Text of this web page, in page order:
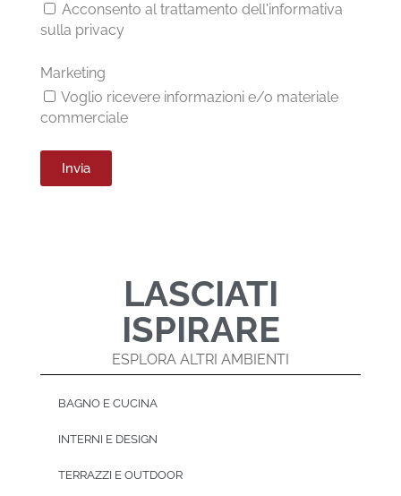
Acconsento al trattamento dell'informativa
sulla privacy
Marketing
Voglio ricevere informazioni e/o materiale
commerciale
Invia
LASCIATI
ISPIRARE
ESPLORA ALTRI AMBIENTI
BAGNO E CUCINA
INTERNI E DESIGN
TERRAZZI E OUTDOOR